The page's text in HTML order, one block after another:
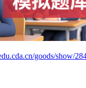
goods/show/